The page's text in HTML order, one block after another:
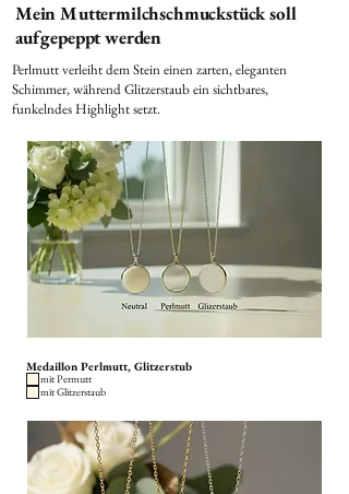
Mein Muttermilchschmuckstück soll
aufgepeppt werden
Perlmutt verleiht dem Stein einen zarten, eleganten
Schimmer, während Glitzerstaub ein sichtbares,
funkelndes Highlight setzt.
Medaillon Perlmutt, Glitzerstub
mit Permutt
mit Glitzerstaub